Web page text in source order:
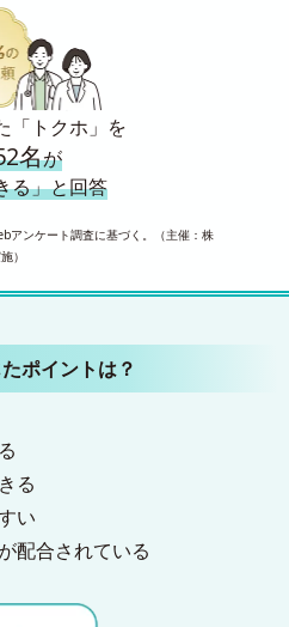
「トクホ」を
名が
る」と回答
アンケート調査に基づく。（主催：株
）
ポイントは？
る
い
配合されている